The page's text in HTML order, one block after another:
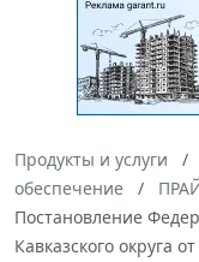
Продукты и услуги
обеспечение
Постановление
Кавказского округа